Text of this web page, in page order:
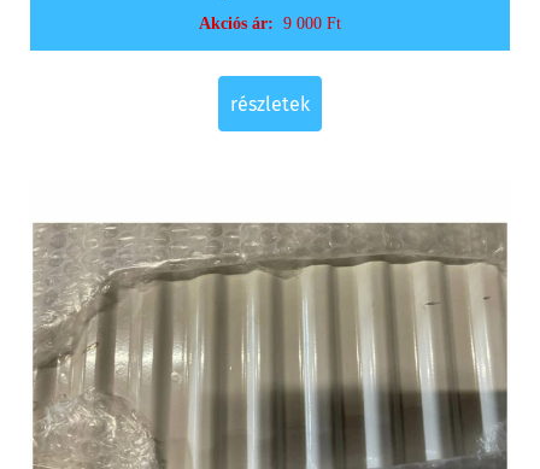
Akciós ár: 9 000 Ft
részletek